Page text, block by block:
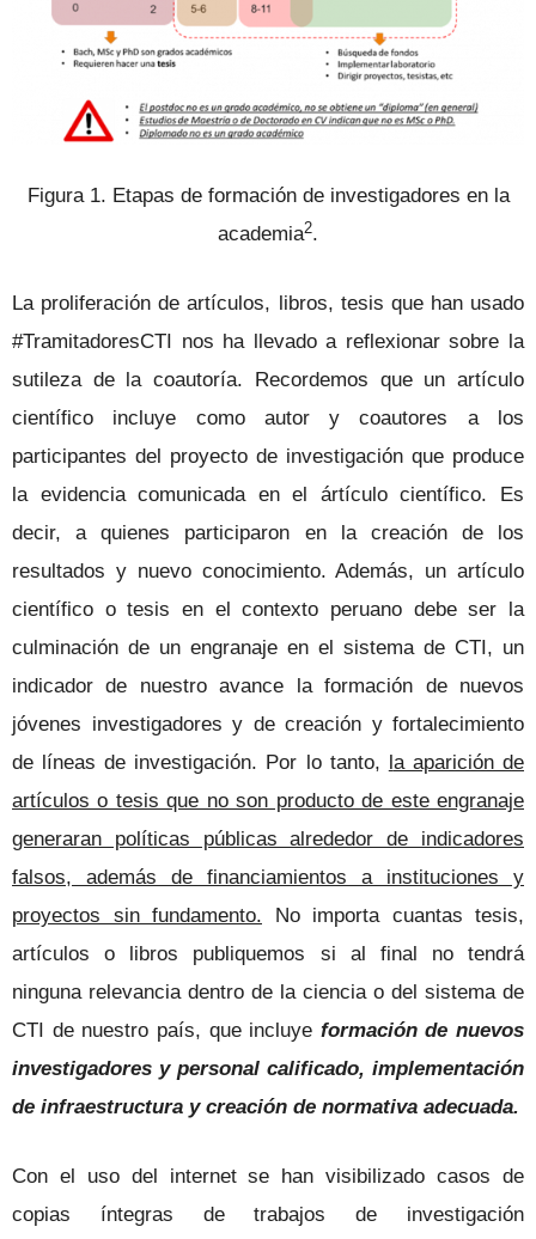
Figura 1. Etapas de formación de investigadores en la
academia2.
La proliferación de artículos, libros, tesis que han usado
#TramitadoresCTI nos ha llevado a reflexionar sobre la
sutileza de la coautoría. Recordemos que un artículo
científico incluye como autor y coautores a los
participantes del proyecto de investigación que produce
la evidencia comunicada en el ártículo científico. Es
decir, a quienes participaron en la creación de los
resultados y nuevo conocimiento. Además, un artículo
científico o tesis en el contexto peruano debe ser la
culminación de un engranaje en el sistema de CTI, un
indicador de nuestro avance la formación de nuevos
jóvenes investigadores y de creación y fortalecimiento
de líneas de investigación. Por lo tanto, la aparición de
artículos o tesis que no son producto de este engranaje
generaran políticas públicas alrededor de indicadores
falsos, además de financiamientos a instituciones y
proyectos sin fundamento. No importa cuantas tesis,
artículos o libros publiquemos si al final no tendrá
ninguna relevancia dentro de la ciencia o del sistema de
CTI de nuestro país, que incluye formación de nuevos
investigadores y personal calificado, implementación
de infraestructura y creación de normativa adecuada.
Con el uso del internet se han visibilizado casos de
copias íntegras de trabajos de investigación